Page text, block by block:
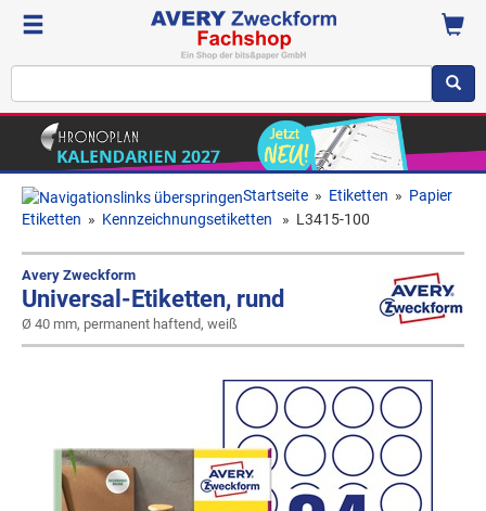
Startseite » Etiketten » Papier
Etiketten » Kennzeichnungsetiketten » L3415-100
Avery Zweckform
Universal-Etiketten, rund
Ø 40 mm, permanent haftend, weiß